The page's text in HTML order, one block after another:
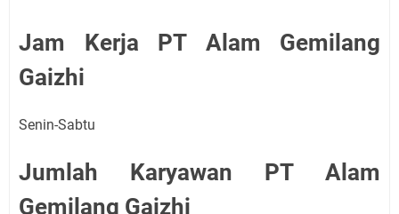
Jam Kerja PT Alam Gemilang
Gaizhi
Senin-Sabtu
Jumlah Karyawan PT Alam
Gemilang Gaizhi